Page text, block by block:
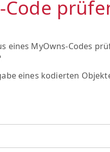
Code
eines MyOwns-Codes
eines kodierten